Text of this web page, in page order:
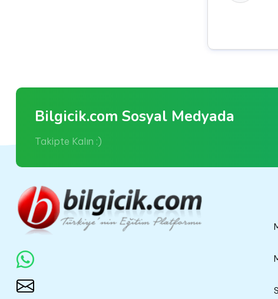
Bilgicik.com Sosyal Medyada
Takipte Kalın :)